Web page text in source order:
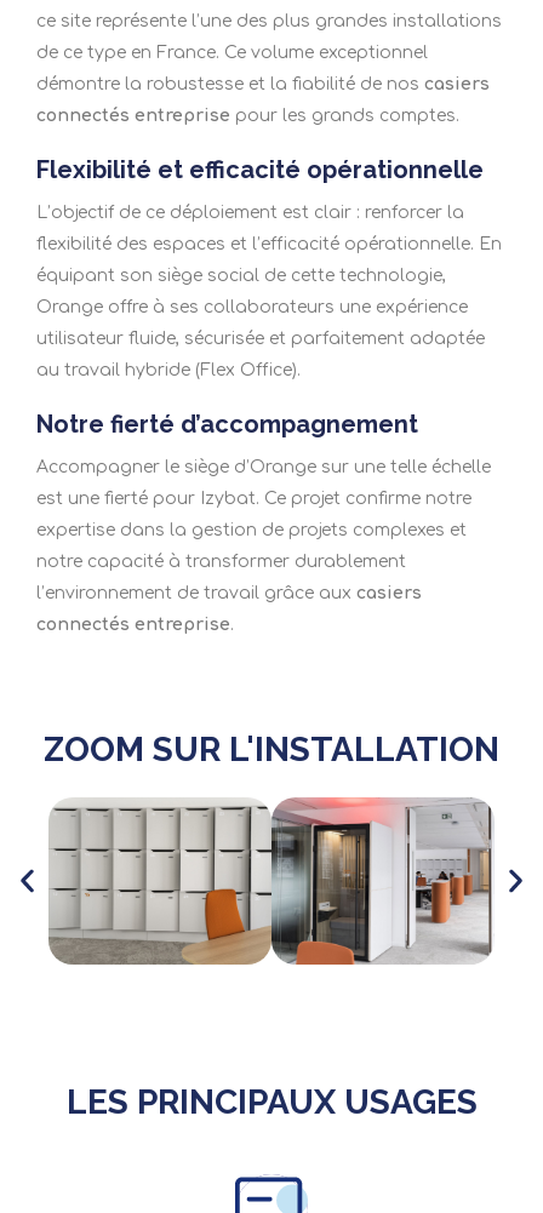
ce site représente l’une des plus grandes installations
de ce type en France. Ce volume exceptionnel
démontre la robustesse et la fiabilité de nos casiers
connectés entreprise pour les grands comptes.
Flexibilité et efficacité opérationnelle
L’objectif de ce déploiement est clair : renforcer la
flexibilité des espaces et l’efficacité opérationnelle. En
équipant son siège social de cette technologie,
Orange offre à ses collaborateurs une expérience
utilisateur fluide, sécurisée et parfaitement adaptée
au travail hybride (Flex Office).
Notre fierté d’accompagnement
Accompagner le siège d’Orange sur une telle échelle
est une fierté pour Izybat. Ce projet confirme notre
expertise dans la gestion de projets complexes et
notre capacité à transformer durablement
l’environnement de travail grâce aux casiers
connectés entreprise.
ZOOM SUR L'INSTALLATION
LES PRINCIPAUX USAGES